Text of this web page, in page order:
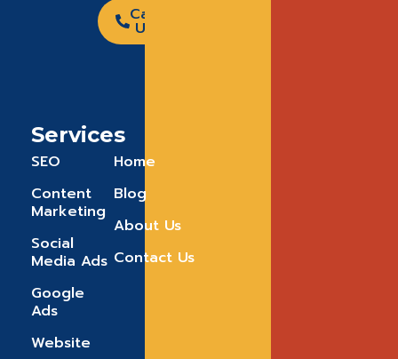
Call
Us
Services
SEO
Content
Marketing
Social
Media Ads
Google
Ads
Website
Home
Blog
About Us
Contact Us